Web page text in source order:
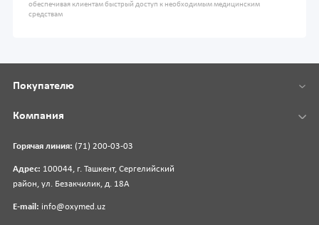
обеспечивая клиентам быстрый доступ к необходимым медицинским
средствам
Горячая линия: (71) 200-03-03
Адрес: 100044, г. Ташкент, Сергелийский
район, ул. Безакчилик, д. 18А
E-mail: info@oxymed.uz
Покупателю
Компания